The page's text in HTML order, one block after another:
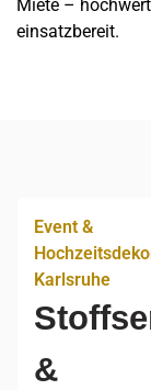
Miete –
einsatzbereit.
Event &
Karlsruhe
&